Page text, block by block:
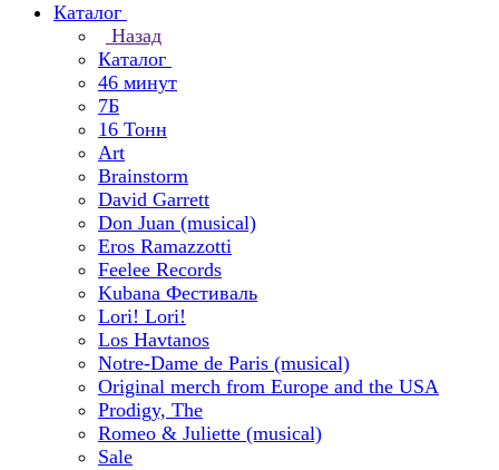
Каталог
Назад
Каталог
46 минут
7Б
16 Тонн
Art
Brainstorm
David Garrett
Don Juan (musical)
Eros Ramazzotti
Feelee Records
Kubana Фестиваль
Lori! Lori!
Los Havtanos
Notre-Dame de Paris (musical)
Original merch from Europe and the USA
Prodigy, The
Romeo & Juliette (musical)
Sale